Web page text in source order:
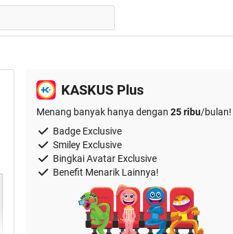
KASKUS Plus
Menang banyak hanya dengan 25 ribu/bulan!
Badge Exclusive
Smiley Exclusive
Bingkai Avatar Exclusive
Benefit Menarik Lainnya!